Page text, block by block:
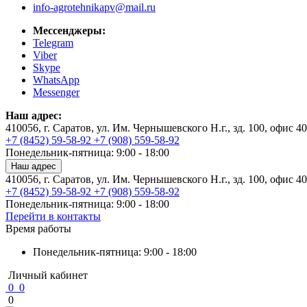
info-agrotehnikapv@mail.ru
Мессенджеры:
Telegram
Viber
Skype
WhatsApp
Messenger
Наш адрес:
410056, г. Саратов, ул. Им. Чернышевского Н.г., зд. 100, офис
+7 (8452) 59-58-92 +7 (908) 559-58-92
Понедельник-пятница: 9:00 - 18:00
Наш адрес
410056, г. Саратов, ул. Им. Чернышевского Н.г., зд. 100, офис
+7 (8452) 59-58-92 +7 (908) 559-58-92
Понедельник-пятница: 9:00 - 18:00
Перейти в контакты
Время работы
Понедельник-пятница: 9:00 - 18:00
Личный кабинет
0 0
0